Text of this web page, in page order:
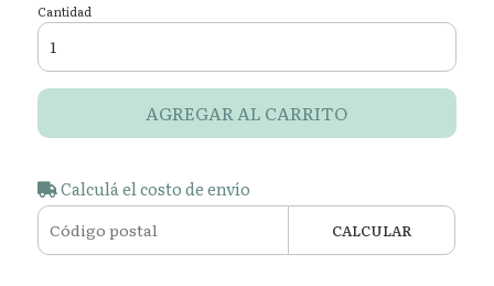
Cantidad
AGREGAR AL CARRITO
Calculá el costo de envío
CALCULAR